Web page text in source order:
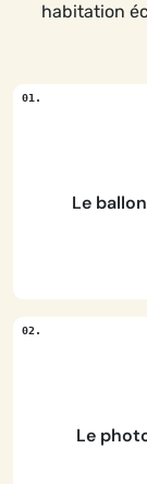
habitation
Le
Le